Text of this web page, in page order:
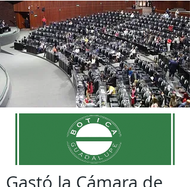
Gastó la Cámara de